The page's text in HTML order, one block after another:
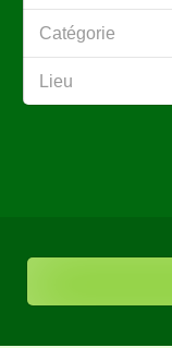
Catégorie
Lieu